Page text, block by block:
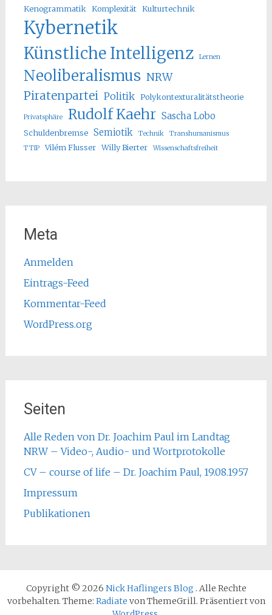
Kenogrammatik Komplexität Kulturtechnik
Kybernetik
Künstliche Intelligenz Lernen
Neoliberalismus NRW
Piratenpartei Politik Polykontexturalitätstheorie
Privatsphäre Rudolf Kaehr Sascha Lobo
Schuldenbremse Semiotik Technik
Transhumanismus
TTIP
Vilém Flusser Willy Bierter Wissenschaftsfreiheit
Meta
Anmelden
Eintrags-Feed
Kommentar-Feed
WordPress.org
Seiten
Alle Reden von Dr. Joachim Paul im Landtag
NRW – Video-, Audio- und Wortprotokolle
CV – course of life – Dr. Joachim Paul, 19.08.1957
Impressum
Publikationen
Copyright © 2026 Nick Haflingers Blog . Alle Rechte
vorbehalten. Theme: Radiate von ThemeGrill. Präsentiert von